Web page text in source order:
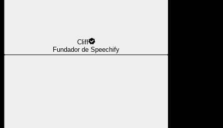
Cliff
Fundador de Speechify